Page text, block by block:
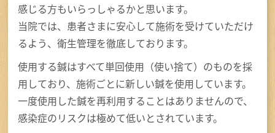
感じる方もいらっしゃるかと思います。
当院では、患者さまに安心して施術を受けていただけ
るよう、衛生管理を徹底しております。
使用する鍼はすべて単回使用（使い捨て）のものを採
用しており、施術ごとに新しい鍼を使用しています。
一度使用した鍼を再利用することはありませんので、
感染症のリスクは極めて低いとされています。